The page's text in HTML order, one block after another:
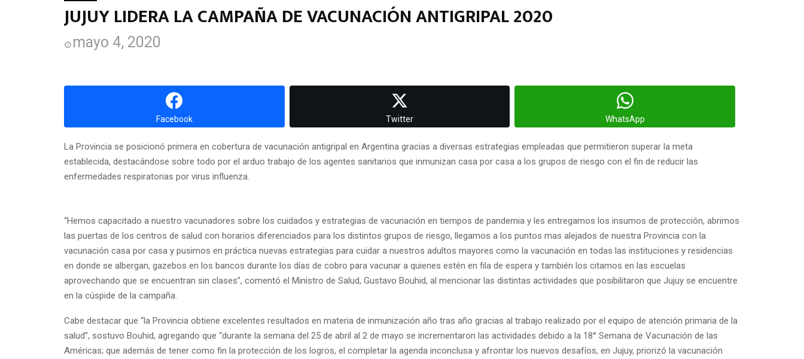
JUJUY LIDERA LA CAMPAÑA DE VACUNACIÓN ANTIGRIPAL 2020
mayo 4, 2020
Facebook Twitter WhatsApp
La Provincia se posicionó primera en cobertura de vacunación antigripal en Argentina gracias a diversas estrategias empleadas que permitieron superar la meta
establecida, destacándose sobre todo por el arduo trabajo de los agentes sanitarios que inmunizan casa por casa a los grupos de riesgo con el fin de reducir las
enfermedades respiratorias por virus influenza.
“Hemos capacitado a nuestro vacunadores sobre los cuidados y estrategias de vacunación en tiempos de pandemia y les entregamos los insumos de protección, abrimos
las puertas de los centros de salud con horarios diferenciados para los distintos grupos de riesgo, llegamos a los puntos mas alejados de nuestra Provincia con la
vacunación casa por casa y pusimos en práctica nuevas estrategias para cuidar a nuestros adultos mayores como la vacunación en todas las instituciones y residencias
en donde se albergan, gazebos en los bancos durante los días de cobro para vacunar a quienes estén en fila de espera y también los citamos en las escuelas
aprovechando que se encuentran sin clases”, comentó el Ministro de Salud, Gustavo Bouhid, al mencionar las distintas actividades que posibilitaron que Jujuy se encuentre
en la cúspide de la campaña.
Cabe destacar que “la Provincia obtiene excelentes resultados en materia de inmunización año tras año gracias al trabajo realizado por el equipo de atención primaria de la
salud”, sostuvo Bouhid, agregando que “durante la semana del 25 de abril al 2 de mayo se incrementaron las actividades debido a la 18° Semana de Vacunación de las
Américas; que además de tener como fin la protección de los logros, el completar la agenda inconclusa y afrontar los nuevos desafíos, en Jujuy, priorizó la vacunación